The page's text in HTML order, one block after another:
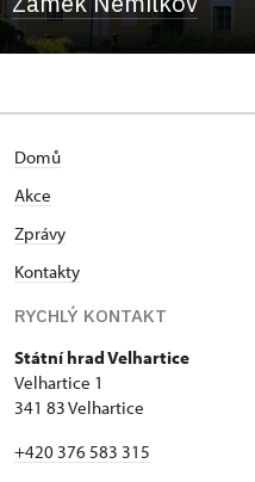
Domů
Akce
Zprávy
Kontakty
RYCHLÝ KONTAKT
Státní hrad Velhartice
Velhartice 1
341 83 Velhartice
+420 376 583 315